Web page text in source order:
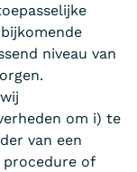
niveau van
om i) te
van een
of